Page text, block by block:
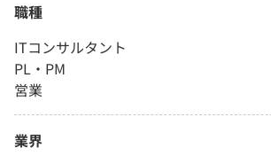
職種
ITコンサルタント
PL・PM
営業
業界